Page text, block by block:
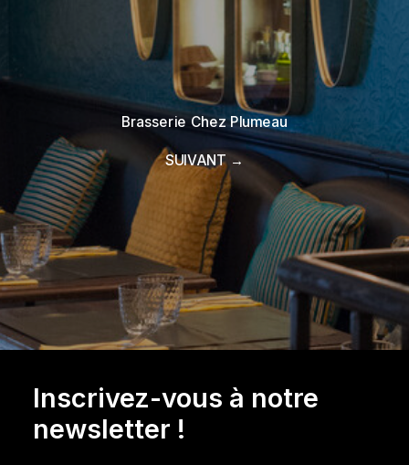
Brasserie Chez Plumeau
SUIVANT →
Inscrivez-vous à notre
newsletter !